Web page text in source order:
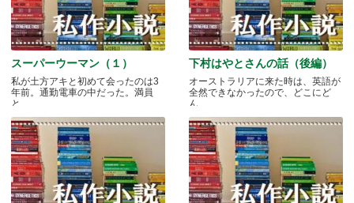
スーパーウーマン（１）
私が土方アキと初めて会ったのは3
年前。通勤電車の中だった。満員
と.....
下村はやとさんの話（後編）
オーストラリアに来た時は、英語が
全然できなかったので、どこにど
ん.....